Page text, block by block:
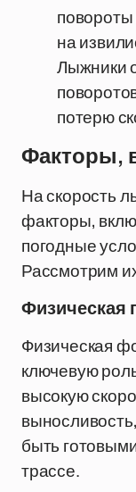
повороты
на
Лыжники
потерю
Факторы,
На скорость
факторы,
погодные
Рассмотрим
Физическая
Физическая
ключевую
высокую
быть
трассе.